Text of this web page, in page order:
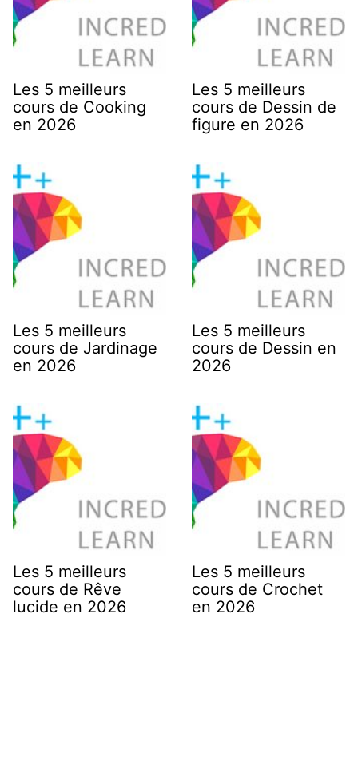
Les 5 meilleurs
cours de Cooking
en 2026
Les 5 meilleurs
cours de Dessin de
figure en 2026
Les 5 meilleurs
cours de Jardinage
en 2026
Les 5 meilleurs
cours de Dessin en
2026
Les 5 meilleurs
cours de Rêve
lucide en 2026
Les 5 meilleurs
cours de Crochet
en 2026